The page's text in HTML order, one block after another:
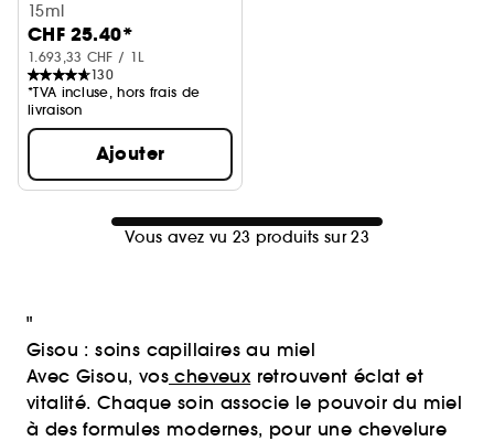
15ml
CHF 25.40*
1.693,33 CHF / 1L
130
*TVA incluse, hors frais de
livraison
Ajouter
Vous avez vu 23 produits sur 23
"
Gisou : soins capillaires au miel
Avec Gisou, vos cheveuxretrouvent éclat et
vitalité. Chaque soin associe le pouvoir du miel
à des formules modernes, pour une chevelure